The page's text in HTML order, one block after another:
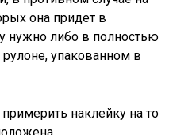
она придет в
нужно либо в полностью
упакованном в
наклейку на то